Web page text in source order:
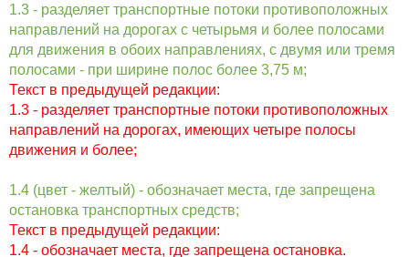
1.3 - разделяет транспортные потоки противоположных
направлений на дорогах с четырьмя и более полосами
для движения в обоих направлениях, с двумя или тремя
полосами - при ширине полос более 3,75 м;
Текст в предыдущей редакции:
1.3 - разделяет транспортные потоки противоположных
направлений на дорогах, имеющих четыре полосы
движения и более;
1.4 (цвет - желтый) - обозначает места, где запрещена
остановка транспортных средств;
Текст в предыдущей редакции:
1.4 - обозначает места, где запрещена остановка.